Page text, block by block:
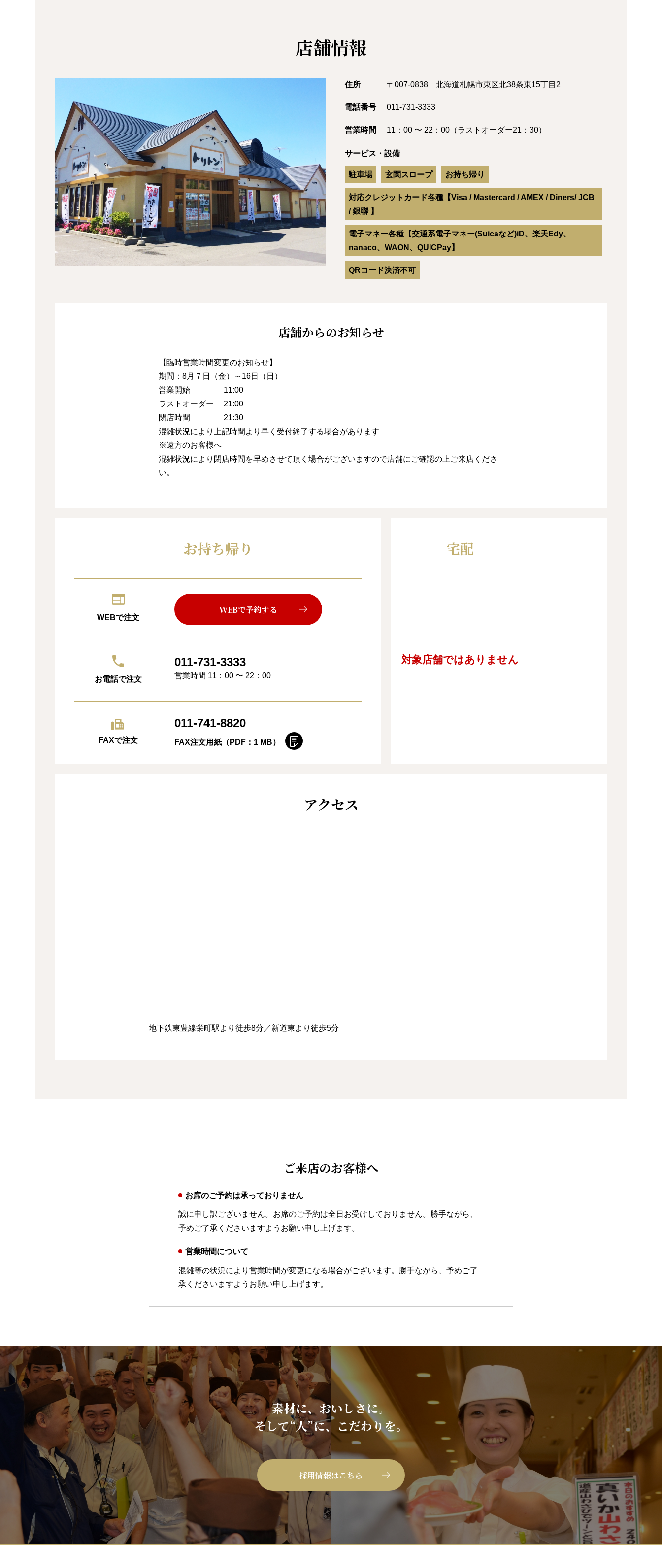
店舗情報
住所 〒007-0838 北海道札幌市東区北38条東15丁目2
電話番号 011-731-3333
営業時間 11：00 〜 22：00（ラストオーダー21：30）
サービス・設備
駐車場 玄関スロープ お持ち帰り
対応クレジットカード各種【Visa / Mastercard / AMEX / Diners/ JCB
/ 銀聯 】
電子マネー各種【交通系電子マネー(Suicaなど)iD、楽天Edy、
nanaco、WAON、QUICPay】
QRコード決済不可
店舗からのお知らせ
【臨時営業時間変更のお知らせ】
期間：8月７日（金）～16日（日）
営業開始 11:00
ラストオーダー 21:00
閉店時間 21:30
混雑状況により上記時間より早く受付終了する場合があります
※遠方のお客様へ
混雑状況により閉店時間を早めさせて頂く場合がございますので店舗にご確認の上ご来店くださ
い。
お持ち帰り
WEBで注文
WEBで予約する
お電話で注文
011-731-3333
営業時間 11：00 〜 22：00
FAXで注文
011-741-8820
FAX注文用紙（PDF：1 MB）
宅配
対象店舗ではありません
アクセス
地下鉄東豊線栄町駅より徒歩8分／新道東より徒歩5分
ご来店のお客様へ
お席のご予約は承っておりません
誠に申し訳ございません。お席のご予約は全日お受けしておりません。勝手ながら、
予めご了承くださいますようお願い申し上げます。
営業時間について
混雑等の状況により営業時間が変更になる場合がございます。勝手ながら、予めご了
承くださいますようお願い申し上げます。
素材に、おいしさに。
そして“人”に、こだわりを。
採用情報はこちら